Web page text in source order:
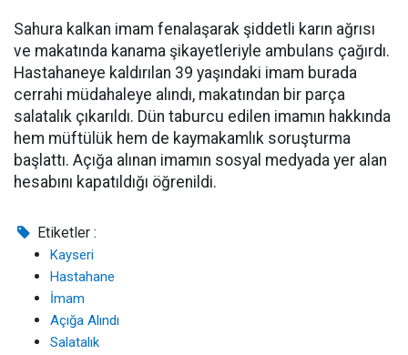
Sahura kalkan imam fenalaşarak şiddetli karın ağrısı
ve makatında kanama şikayetleriyle ambulans çağırdı.
Hastahaneye kaldırılan 39 yaşındaki imam burada
cerrahi müdahaleye alındı, makatından bir parça
salatalık çıkarıldı. Dün taburcu edilen imamın hakkında
hem müftülük hem de kaymakamlık soruşturma
başlattı. Açığa alınan imamın sosyal medyada yer alan
hesabını kapatıldığı öğrenildi.
Etiketler :
Kayseri
Hastahane
İmam
Açığa Alındı
Salatalık